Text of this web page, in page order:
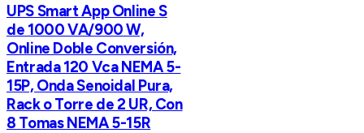
UPS Smart App Online S
de 1000 VA/900 W,
Online Doble Conversión,
Entrada 120 Vca NEMA 5-
15P, Onda Senoidal Pura,
Rack o Torre de 2 UR, Con
8 Tomas NEMA 5-15R